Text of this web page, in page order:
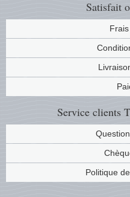
Satisfait
Service clients
Politique